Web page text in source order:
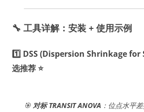
🔧 工具详解：安装 + 使用示例
1️⃣ DSS (Dispersion Shrinkage
选推荐 ⭐
🎯 对标 TRANSIT ANOVA ：位点水平